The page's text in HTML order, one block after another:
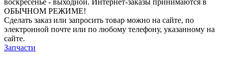
воскресенье - выходной. Интернет-заказы принимаются в
ОБЫЧНОМ РЕЖИМЕ!
Сделать заказ или запросить товар можно на сайте, по
электронной почте или по любому телефону, указанному на
сайте.
Запчасти